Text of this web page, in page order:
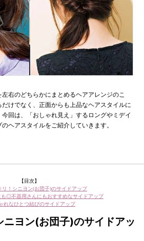
左右のどちらかにまとめるヘアアレンジのこ
けでなく、正面からも上品なヘアスタイルに
回は、「おしゃれ見え」するロングやミデイ
ヘアスタイルをご紹介していきます。
【目次】
リ！シニヨン(お団子)のサイドアップ
も◎不器用さんにもおすすめなサイドアップ
れなひとつ結びのサイドアップ
ニヨン(お団子)のサイドアッ